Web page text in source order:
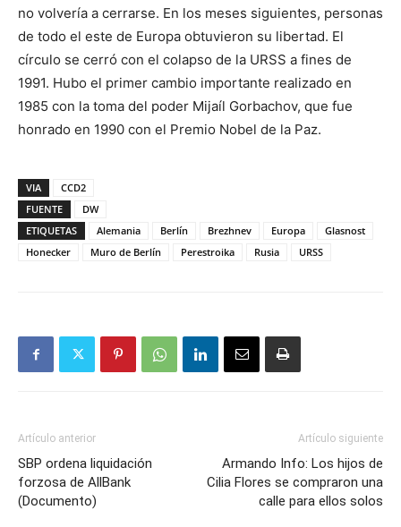
no volvería a cerrarse. En los meses siguientes, personas
de todo el este de Europa obtuvieron su libertad. El
círculo se cerró con el colapso de la URSS a fines de
1991. Hubo el primer cambio importante realizado en
1985 con la toma del poder Mijaíl Gorbachov, que fue
honrado en 1990 con el Premio Nobel de la Paz.
VIA
CCD2
FUENTE
DW
ETIQUETAS
Alemania Berlín Brezhnev Europa
Glasnost
Honecker
Muro de Berlín Perestroika Rusia URSS
Artículo anterior
SBP ordena liquidación
forzosa de AllBank
(Documento)
Artículo siguiente
Armando Info: Los hijos de
Cilia Flores se compraron una
calle para ellos solos